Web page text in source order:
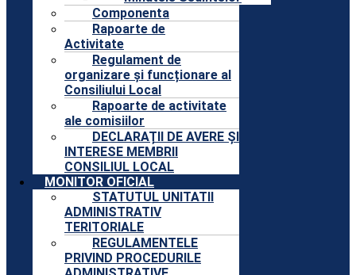
Componenta
Rapoarte de
Activitate
Regulament de
organizare și funcționare al
Consiliului Local
Rapoarte de activitate
ale comisiilor
DECLARAȚII DE AVERE ȘI
INTERESE MEMBRII
CONSILIUL LOCAL
MONITOR OFICIAL
STATUTUL UNITATII
ADMINISTRATIV
TERITORIALE
REGULAMENTELE
PRIVIND PROCEDURILE